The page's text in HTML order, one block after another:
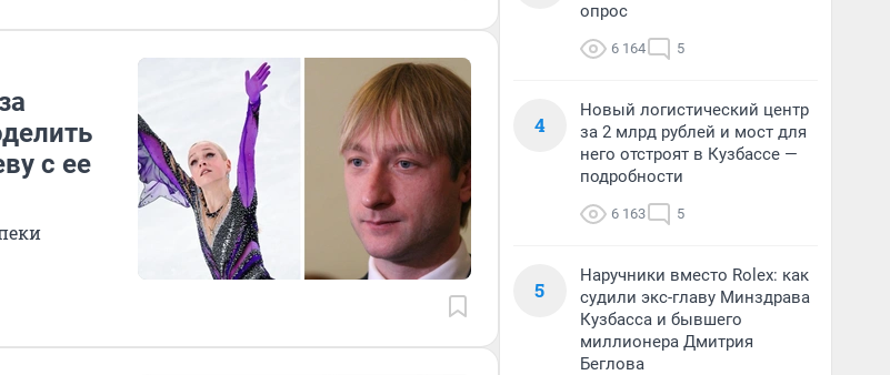
с ее
опрос
6 164 5
4
Новый логистический центр
за 2 млрд рублей и мост для
него отстроят в Кузбассе —
подробности
6 163 5
5
Наручники вместо Rolex: как
судили экс-главу Минздрава
Кузбасса и бывшего
миллионера Дмитрия
Беглова